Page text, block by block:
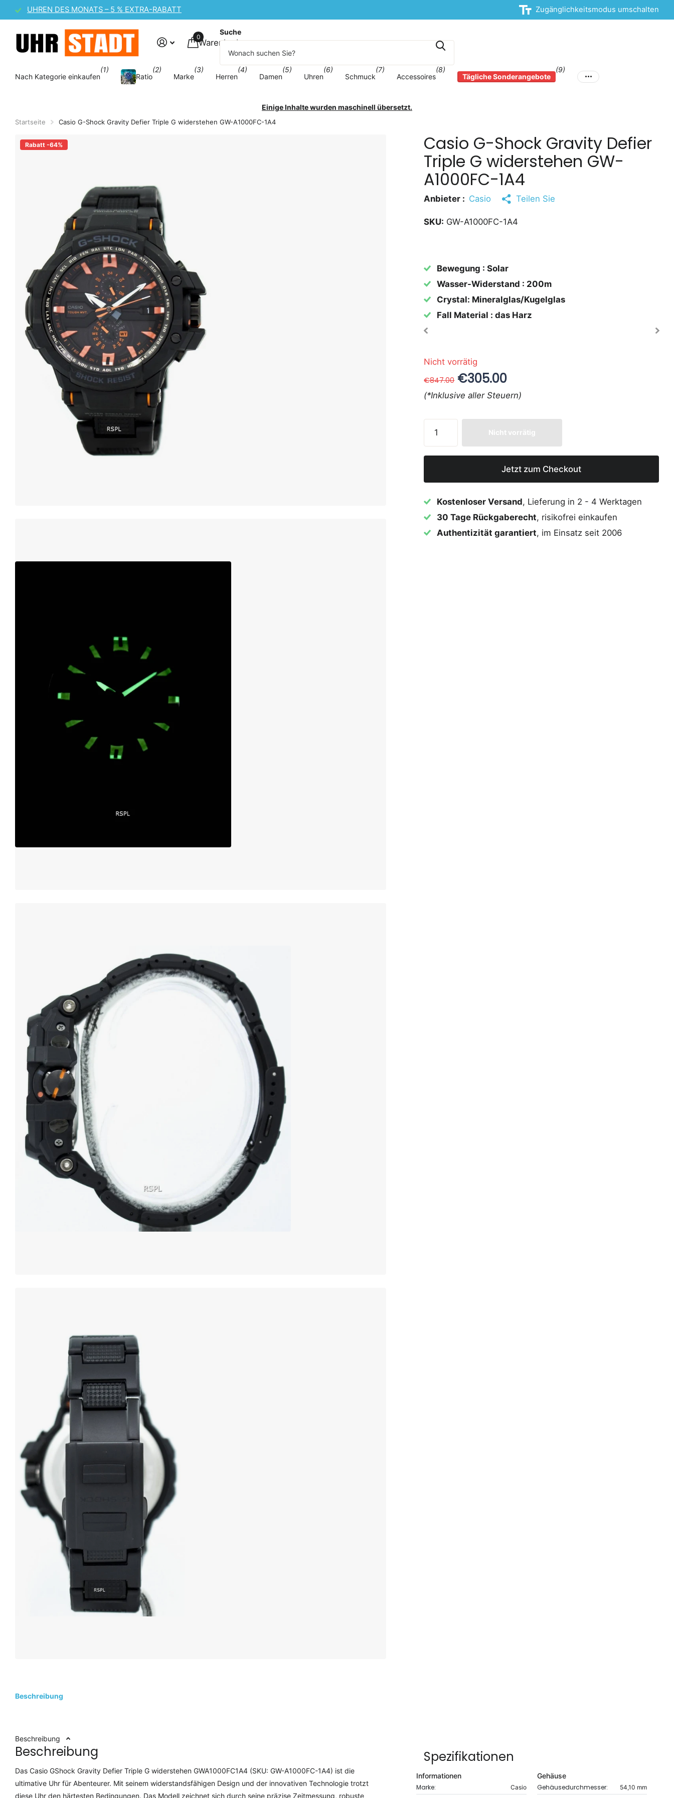
CASIO UHREN-SALE – 10 % EXTRA-RABATT Zugänglichkeitsmodus umschalten
Suche
Warenkorb
0
Nach Kategorie einkaufen
(1)
Ratio
(2)
Marke
(3)
Herren
(4)
Damen
(5)
Uhren
(6)
Schmuck
(7)
Accessoires
(8)
Tägliche Sonderangebote
(9)
Einige Inhalte wurden maschinell übersetzt.
Startseite Casio G-Shock Gravity Defier Triple G widerstehen GW-A1000FC-1A4
Rabatt -64%
Casio G-Shock Gravity Defier
Triple G widerstehen GW-
A1000FC-1A4
Anbieter : Casio Teilen Sie
SKU: GW-A1000FC-1A4
Bewegung : Solar
Wasser-Widerstand : 200m
Crystal: Mineralglas/Kugelglas
Fall Material : das Harz
Nicht vorrätig
€847.00€305.00
(*Inklusive aller Steuern)
Nicht vorrätig
Jetzt zum Checkout
Kostenloser Versand, Lieferung in 2 - 4 Werktagen
30 Tage Rückgaberecht, risikofrei einkaufen
Authentizität garantiert, im Einsatz seit 2006
Beschreibung
Beschreibung
Beschreibung
Das Casio GShock Gravity Defier Triple G widerstehen GWA1000FC1A4 (SKU: GW-A1000FC-1A4) ist die
ultimative Uhr für Abenteurer. Mit seinem widerstandsfähigen Design und der innovativen Technologie trotzt
diese Uhr den härtesten Bedingungen. Das Modell zeichnet sich durch seine präzise Zeitmessung, robuste
Spezifikationen
Informationen
Marke:
Casio
Gehäuse
Gehäusedurchmesser:
54,10 mm